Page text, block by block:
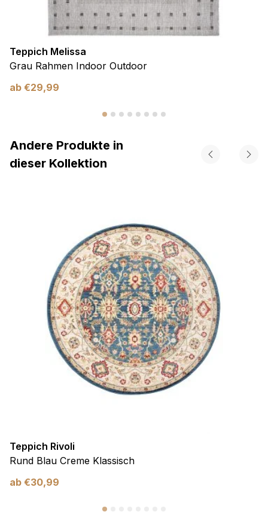
Teppich Melissa
Grau Rahmen Indoor Outdoor
ab €29,99
Andere Produkte in
dieser Kollektion
Teppich Rivoli
Rund Blau Creme Klassisch
ab €30,99